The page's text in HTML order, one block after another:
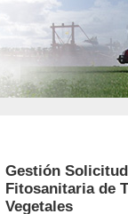
Gestión
Fitosanitaria de
Vegetales